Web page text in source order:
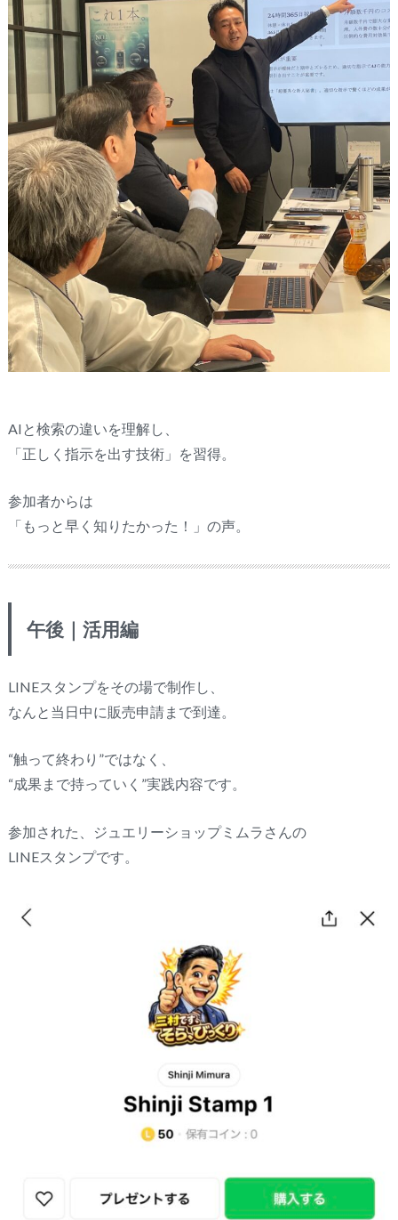
AIと検索の違いを理解し、
「正しく指示を出す技術」を習得。
参加者からは
「もっと早く知りたかった！」の声。
午後｜活用編
LINEスタンプをその場で制作し、
なんと当日中に販売申請まで到達。
“触って終わり”ではなく、
“成果まで持っていく”実践内容です。
参加された、ジュエリーショップミムラさんの
LINEスタンプです。